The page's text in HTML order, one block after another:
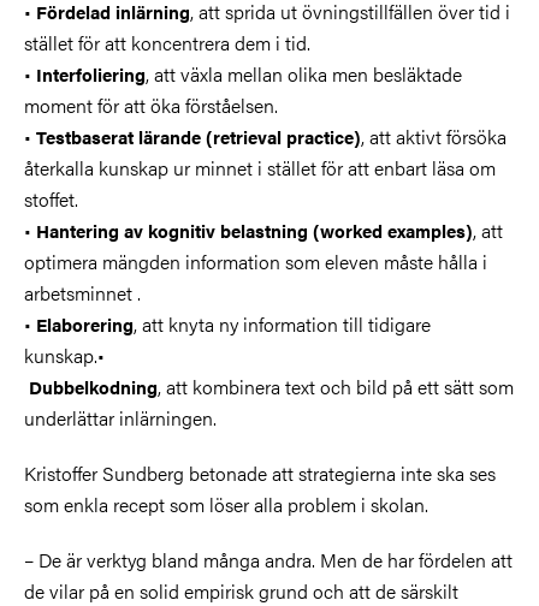
• Fördelad inlärning, att sprida ut övningstillfällen över tid i
stället för att koncentrera dem i tid.
• Interfoliering, att växla mellan olika men besläktade
moment för att öka förståelsen.
• Testbaserat lärande (retrieval practice), att aktivt försöka
återkalla kunskap ur minnet i stället för att enbart läsa om
stoffet.
• Hantering av kognitiv belastning (worked examples), att
optimera mängden information som eleven måste hålla i
arbetsminnet .
• Elaborering, att knyta ny information till tidigare
kunskap.•
Dubbelkodning, att kombinera text och bild på ett sätt som
underlättar inlärningen.
Kristoffer Sundberg betonade att strategierna inte ska ses
som enkla recept som löser alla problem i skolan.
– De är verktyg bland många andra. Men de har fördelen att
de vilar på en solid empirisk grund och att de särskilt